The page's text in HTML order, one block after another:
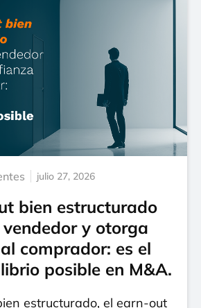
julio 27, 2026
bien estructurado
y otorga
comprador: es el
posible en M&A.
estructurado, el earn-out